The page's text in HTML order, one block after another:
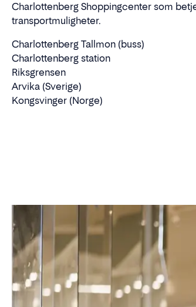
Charlottenberg Shoppingcenter som
transportmuligheter.
Charlottenberg Tallmon (buss)
Charlottenberg station
Riksgrensen
Arvika (Sverige)
Kongsvinger (Norge)